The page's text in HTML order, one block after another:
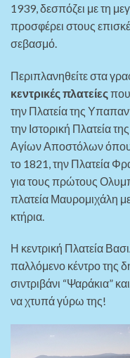
1939, δεσπόζει με τη
προσφέρει στους
σεβασμό.
Περιπλανηθείτε στα
κεντρικές πλατείες
την Πλατεία της
την Ιστορική Πλατεία
Αγίων Αποστόλων όπου
το 1821, την Πλατεία
για τους πρώτους
πλατεία Μαυρομιχάλη
κτήρια.
Η κεντρική Πλατεία
παλλόμενο κέντρο της
σιντριβάνι “Ψαράκια”
να χτυπά γύρω της!